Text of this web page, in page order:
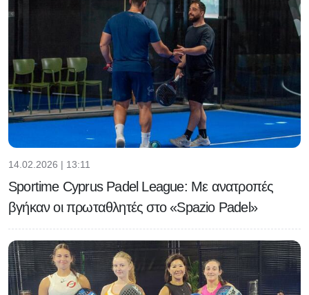
14.02.2026 | 13:11
Sportime Cyprus Padel League: Με ανατροπές
βγήκαν οι πρωταθλητές στο «Spazio Padel»